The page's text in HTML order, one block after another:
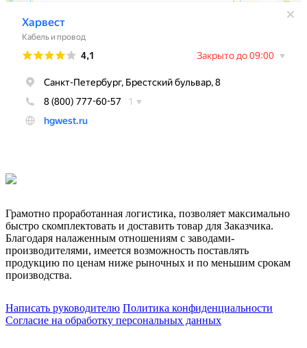
Грамотно проработанная логистика, позволяет максимально
быстро скомплектовать и доставить товар для Заказчика.
Благодаря налаженным отношениям с заводами-
производителями, имеется возможность поставлять
продукцию по ценам ниже рыночных и по меньшим срокам
производства.
Написать руководителю Политика конфиденциальности
Согласие на обработку персональных данных